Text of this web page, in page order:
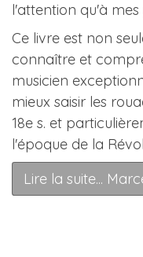
l'attention qu'à mes
Ce livre est non
connaître et
musicien
mieux saisir les
18e s. et
l'époque de la
Lire la suite...